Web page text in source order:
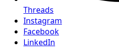
Threads
Instagram
Facebook
LinkedIn